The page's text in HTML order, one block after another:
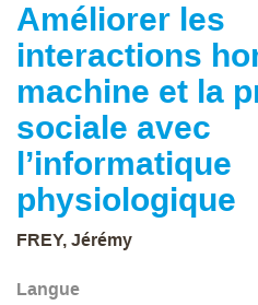
Améliorer les
interactions
machine et la
sociale avec
l’informatique
physiologique
FREY, Jérémy
Langue